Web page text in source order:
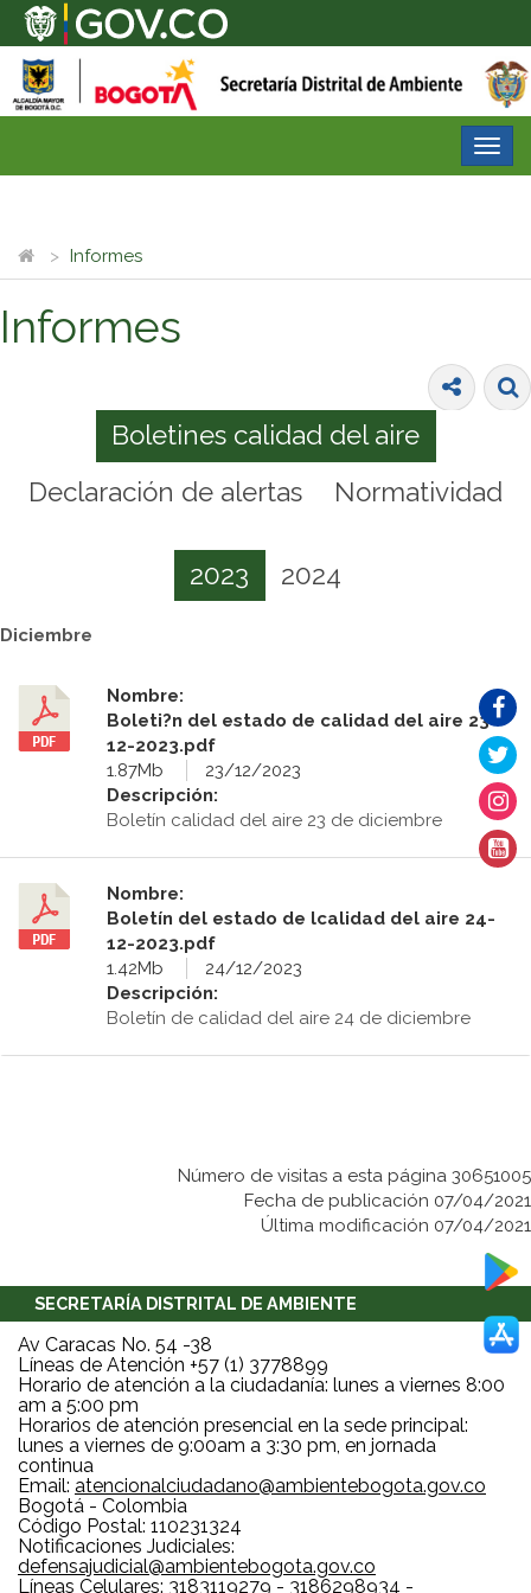
Informes
Informes
Boletines calidad del aire
Declaración de alertas
Normatividad
2023 2024
Diciembre
Nombre:
Boleti?n del estado de calidad del aire 23-
12-2023.pdf
1.87Mb
23/12/2023
Descripción:
Boletín calidad del aire 23 de diciembre
Nombre:
Boletín del estado de lcalidad del aire 24-
12-2023.pdf
1.42Mb
24/12/2023
Descripción:
Boletín de calidad del aire 24 de diciembre
Número de visitas a esta página 30651005
Fecha de publicación 07/04/2021
Última modificación 07/04/2021
SECRETARÍA DISTRITAL DE AMBIENTE
Av Caracas No. 54 -38
Líneas de Atención +57 (1) 3778899
Horario de atención a la ciudadanía: lunes a viernes 8:00
am a 5:00 pm
Horarios de atención presencial en la sede principal:
lunes a viernes de 9:00am a 3:30 pm, en jornada
continua
Email: atencionalciudadano@ambientebogota.gov.co
Bogotá - Colombia
Código Postal: 110231324
Notificaciones Judiciales:
defensajudicial@ambientebogota.gov.co
Líneas Celulares: 3183119279 - 3186298934 -